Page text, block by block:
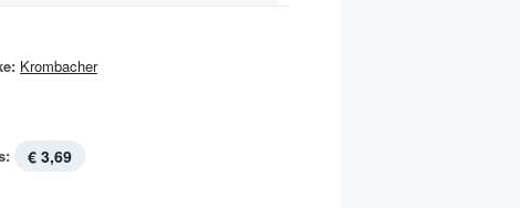
Krombacher
€ 3,69